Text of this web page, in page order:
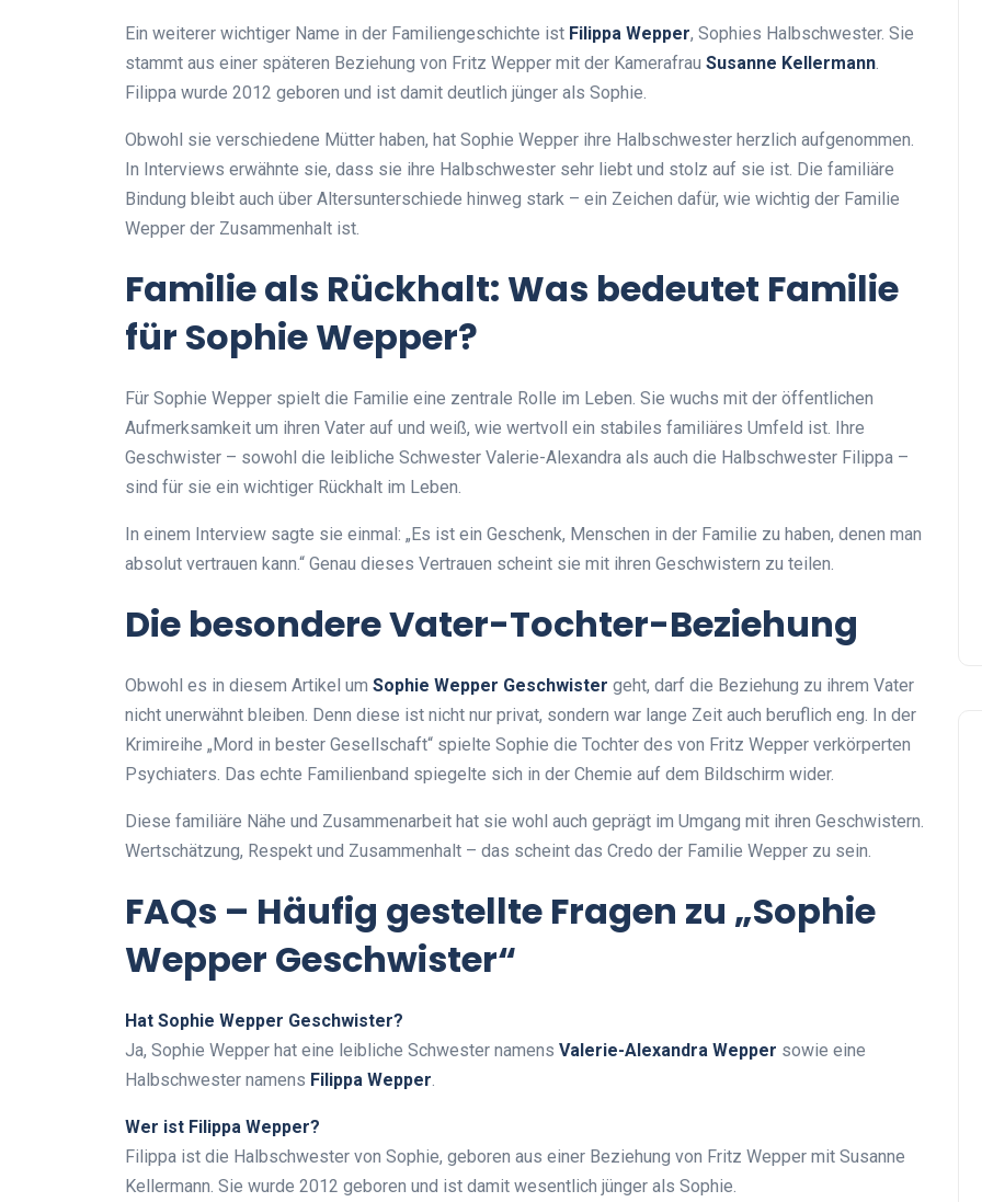
Ein weiterer wichtiger Name in der Familiengeschichte ist Filippa Wepper, Sophies Halbschwester. Sie
stammt aus einer späteren Beziehung von Fritz Wepper mit der Kamerafrau Susanne Kellermann.
Filippa wurde 2012 geboren und ist damit deutlich jünger als Sophie.
Obwohl sie verschiedene Mütter haben, hat Sophie Wepper ihre Halbschwester herzlich aufgenommen.
In Interviews erwähnte sie, dass sie ihre Halbschwester sehr liebt und stolz auf sie ist. Die familiäre
Bindung bleibt auch über Altersunterschiede hinweg stark – ein Zeichen dafür, wie wichtig der Familie
Wepper der Zusammenhalt ist.
Familie als Rückhalt: Was bedeutet Familie
für Sophie Wepper?
Für Sophie Wepper spielt die Familie eine zentrale Rolle im Leben. Sie wuchs mit der öffentlichen
Aufmerksamkeit um ihren Vater auf und weiß, wie wertvoll ein stabiles familiäres Umfeld ist. Ihre
Geschwister – sowohl die leibliche Schwester Valerie-Alexandra als auch die Halbschwester Filippa –
sind für sie ein wichtiger Rückhalt im Leben.
In einem Interview sagte sie einmal: „Es ist ein Geschenk, Menschen in der Familie zu haben, denen man
absolut vertrauen kann.“ Genau dieses Vertrauen scheint sie mit ihren Geschwistern zu teilen.
Die besondere Vater-Tochter-Beziehung
Obwohl es in diesem Artikel um Sophie Wepper Geschwister geht, darf die Beziehung zu ihrem Vater
nicht unerwähnt bleiben. Denn diese ist nicht nur privat, sondern war lange Zeit auch beruflich eng. In der
Krimireihe „Mord in bester Gesellschaft“ spielte Sophie die Tochter des von Fritz Wepper verkörperten
Psychiaters. Das echte Familienband spiegelte sich in der Chemie auf dem Bildschirm wider.
Diese familiäre Nähe und Zusammenarbeit hat sie wohl auch geprägt im Umgang mit ihren Geschwistern.
Wertschätzung, Respekt und Zusammenhalt – das scheint das Credo der Familie Wepper zu sein.
FAQs – Häufig gestellte Fragen zu „Sophie
Wepper Geschwister“
Hat Sophie Wepper Geschwister?
Ja, Sophie Wepper hat eine leibliche Schwester namens Valerie-Alexandra Wepper sowie eine
Halbschwester namens Filippa Wepper.
Wer ist Filippa Wepper?
Filippa ist die Halbschwester von Sophie, geboren aus einer Beziehung von Fritz Wepper mit Susanne
Kellermann. Sie wurde 2012 geboren und ist damit wesentlich jünger als Sophie.